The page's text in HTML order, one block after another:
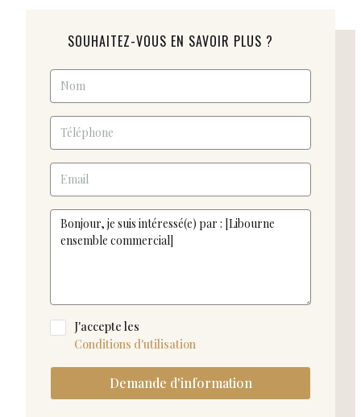
SOUHAITEZ-VOUS EN SAVOIR PLUS ?
J'accepte les
Conditions d'utilisation
Demande d'information